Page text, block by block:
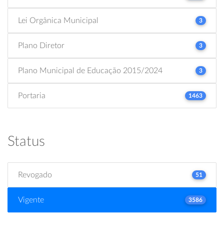
Lei Orgânica Municipal 3
Plano Diretor 3
Plano Municipal de Educação 2015/2024 3
Portaria 1463
Status
Revogado 51
Vigente 3586